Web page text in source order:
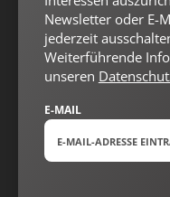
Newsletter oder E-
jederzeit
Weiterführende
unseren
E-MAIL